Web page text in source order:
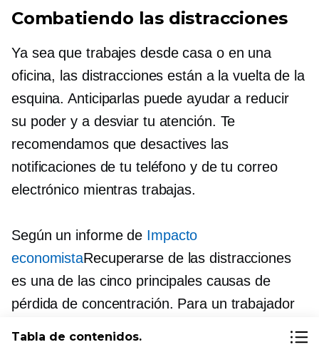
Combatiendo las distracciones
Ya sea que trabajes desde casa o en una
oficina, las distracciones están a la vuelta de la
esquina. Anticiparlas puede ayudar a reducir
su poder y a desviar tu atención. Te
recomendamos que desactives las
notificaciones de tu teléfono y de tu correo
electrónico mientras trabajas.
Según un informe de Impacto
economistaRecuperarse de las distracciones
es una de las cinco principales causas de
pérdida de concentración. Para un trabajador
Tabla de contenidos.